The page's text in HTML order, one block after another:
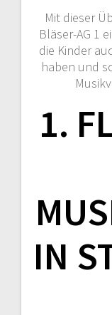
Mit dieser
Bläser-AG 1
die Kinder
haben und
1.
IN